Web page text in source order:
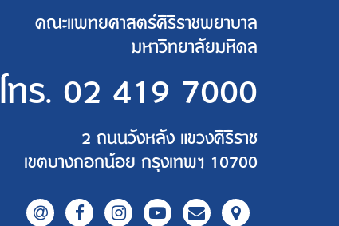
คณะแพทยศาสตร์ศิริราชพยาบาล
มหาวิทยาลัยมหิดล
โทร. 02 419 7000
2 ถนนวังหลัง แขวงศิริราช
เขตบางกอกน้อย กรุงเทพฯ 10700